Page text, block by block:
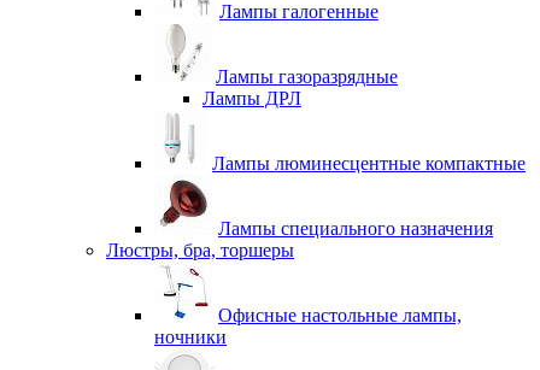
Лампы галогенные
Лампы газоразрядные
Лампы ДРЛ
Лампы люминесцентные компактные
Лампы специального назначения
Люстры, бра, торшеры
Офисные настольные лампы,
ночники